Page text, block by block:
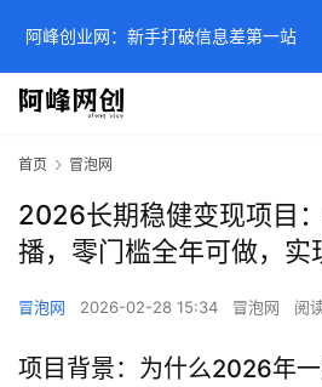
首页 冒泡网
2026长期稳健变现项目
播，零门槛全年可做，
冒泡网 2026-02-28 15:34 冒泡网 阅
项目背景：为什么2026年
阿峰创业网：新手打破信息差第一站